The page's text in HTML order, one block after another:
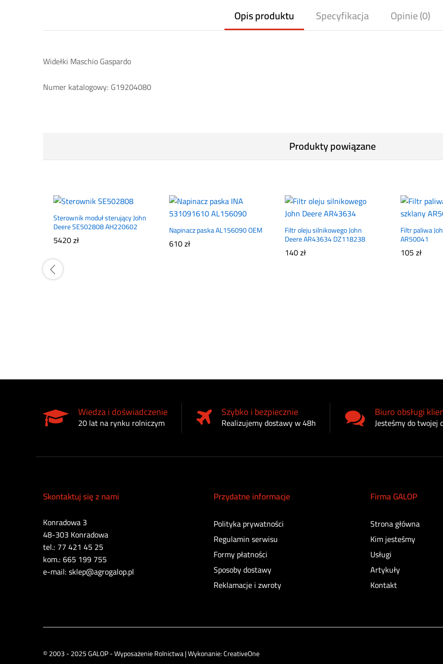
Opis produktu Specyfikacja Opinie (0)
Widełki Maschio Gaspardo
Numer katalogowy: G19204080
Produkty powiązane
Sterownik moduł sterujący John
Deere SE502808 AH220602
5420zł
Napinacz paska AL156090 OEM
610zł
Filtr oleju silnikowego John
Deere AR43634 DZ118238
140zł
Filtr paliwa
AR50041
105zł
Wiedza i doświadczenie
20 lat na rynku rolniczym
Szybko i bezpiecznie
Realizujemy dostawy w 48h
Biuro obsługi
Jesteśmy do twojej
Skontaktuj się z nami
Konradowa 3
48-303 Konradowa
tel.: 77 421 45 25
kom.: 665 199 755
e-mail: sklep@agrogalop.pl
Przydatne informacje
Polityka prywatności
Regulamin serwisu
Formy płatności
Sposoby dostawy
Reklamacje i zwroty
Firma GALOP
Strona główna
Kim jesteśmy
Usługi
Artykuły
Kontakt
© 2003 - 2025 GALOP - Wyposażenie Rolnictwa | Wykonanie:CreativeOne